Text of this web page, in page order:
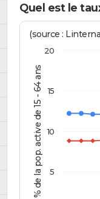
Quel est le
% de la pop. active de 15 - 64 ans
(source :
5
10
15
20